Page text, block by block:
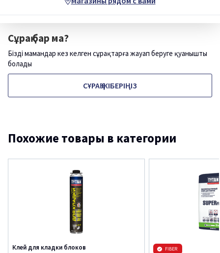
Сұрақ бар ма?
Біздің мамандар кез келген сұрақтарға жауап беруге қуанышты
болады
СҰРАҚ ЖІБЕРІҢІЗ
Похожие товары в категории
Клей для кладки блоков FIBER